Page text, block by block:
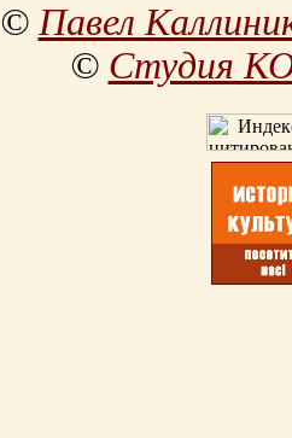
©Павел
© Студия